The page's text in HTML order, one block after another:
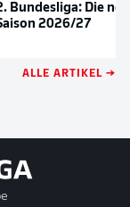
Bundesliga: Die
2026/27
ALLE ARTIKEL →